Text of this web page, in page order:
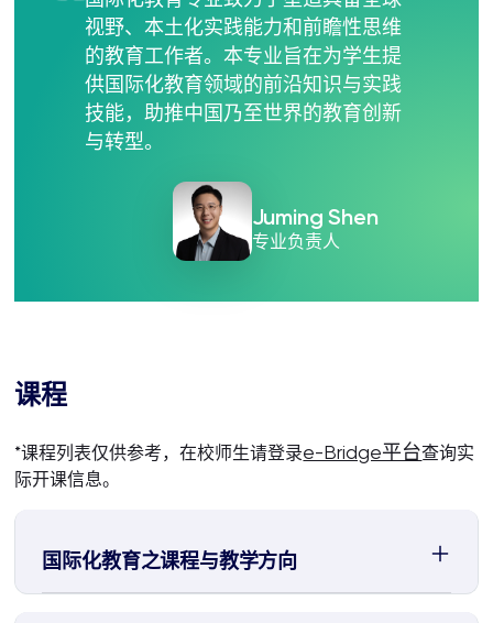
视野、本土化实践能力和前瞻性思维
的教育工作者。本专业旨在为学生提
供国际化教育领域的前沿知识与实践
技能，助推中国乃至世界的教育创新
与转型。
Juming Shen
专业负责人
课程
*课程列表仅供参考，在校师生请登录e-Bridge平台查询实
际开课信息。
国际化教育之课程与教学方向